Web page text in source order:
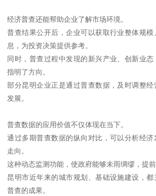
经济普查还能帮助企业了解市场环境。
普查结果公开后，企业可以获取行业整体规
息，为投资决策提供参考。
同时，普查过程中发现的新兴产业、创新业
指明了方向。
部分昆明企业正是通过普查数据，及时调整
发展。
普查数据的应用价值不仅体现在当下。
通过多期普查数据的纵向对比，可以分析经
走向。
这种动态监测功能，使政府能够未雨绸缪，提前
昆明市近年来的城市规划、基础设施建设，
普查的成果。